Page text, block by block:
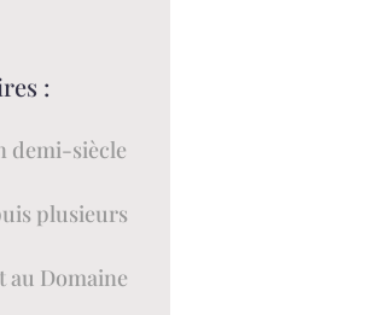
:
demi-siècle
plusieurs
au Domaine